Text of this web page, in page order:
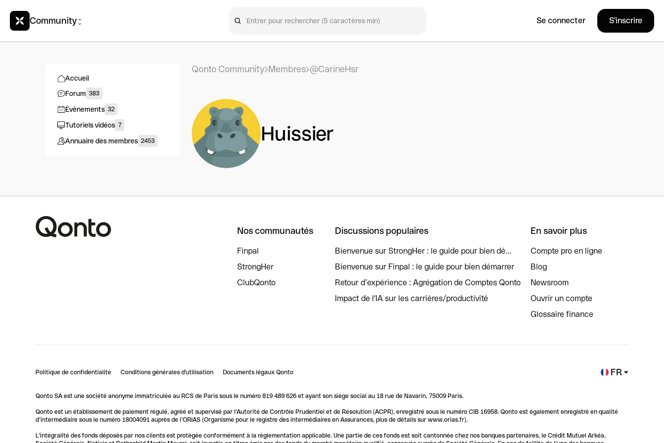
Community Se connecter S'inscrire
Accueil
Forum 383
Évènements 32
Tutoriels vidéos 7
Annuaire des membres 2453
Qonto Community Membres @CarineHsr
Huissier
Nos communautés
Finpal
StrongHer
ClubQonto
Discussions populaires
Bienvenue sur StrongHer : le guide pour bien dé...
Bienvenue sur Finpal : le guide pour bien démarrer
Retour d’expérience : Agrégation de Comptes Qonto
Impact de l'IA sur les carrières/productivité
En savoir plus
Compte pro en ligne
Blog
Newsroom
Ouvrir un compte
Glossaire finance
Politique de confidentialité Conditions générales d'utilisation Documents légaux Qonto FR
Qonto SA est une société anonyme immatriculée au RCS de Paris sous le numéro 819 489 626 et ayant son siège social au 18 rue de Navarin, 75009 Paris.
Qonto est un établissement de paiement régulé, agréé et supervisé par l'Autorité de Contrôle Prudentiel et de Résolution (ACPR), enregistré sous le numéro CIB 16958. Qonto est également enregistré en qualité
d’intermédiaire sous le numéro 18004091 auprès de l’ORIAS (Organisme pour le registre des intermédiaires en Assurances, plus de détails sur www.orias.fr).
L'intégralité des fonds déposés par nos clients est protégée conformément à la réglementation applicable. Une partie de ces fonds est soit cantonnée chez nos banques partenaires, le Crédit Mutuel Arkéa,